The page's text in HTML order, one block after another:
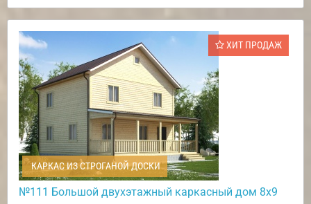
ХИТ ПРОДАЖ
КАРКАС ИЗ СТРОГАНОЙ ДОСКИ
№111 Большой двухэтажный каркасный дом 8х9